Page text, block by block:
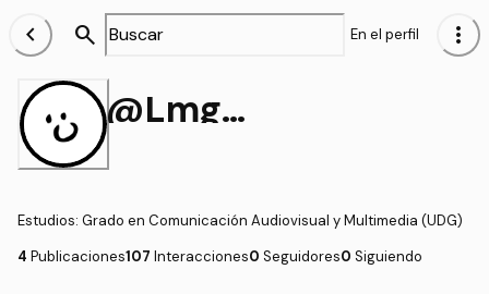
chevron_left search En el perfil more_vert
@Lmg00
Estudios: Grado en Comunicación Audiovisual y Multimedia (UDG)
4 Publicaciones107 Interacciones0 Seguidores0 Siguiendo